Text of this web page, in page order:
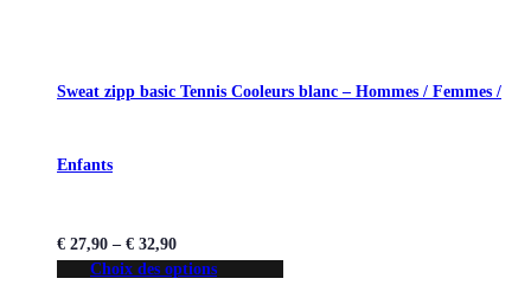
Sweat zipp basic Tennis Cooleurs blanc – Hommes / Femmes /
Enfants
€ 27,90 – € 32,90
Choix des options